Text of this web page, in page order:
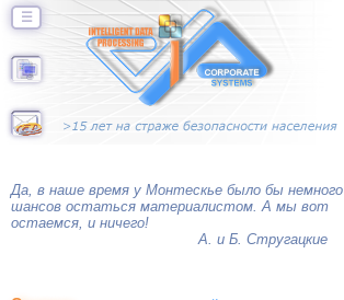
☰
Да, в наше время у Монтескье было бы немного
шансов остаться материалистом. А мы вот
остаемся, и ничего!
А. и Б. Стругацкие